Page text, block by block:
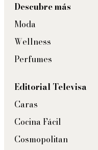
Descubre más
Moda
Wellness
Perfumes
Editorial Televisa
Caras
Cocina Fácil
Cosmopolitan